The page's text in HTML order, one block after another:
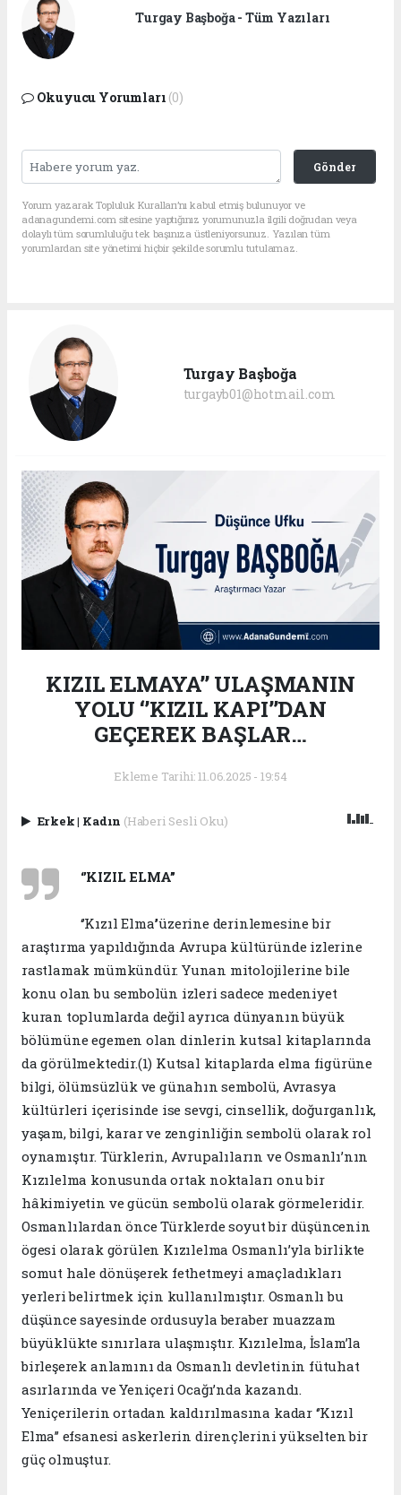
Turgay Başboğa - Tüm Yazıları
Okuyucu Yorumları (0)
Gönder
Yorum yazarak Topluluk Kuralları’nı kabul etmiş bulunuyor ve
adanagundemi.com sitesine yaptığınız yorumunuzla ilgili doğrudan veya
dolaylı tüm sorumluluğu tek başınıza üstleniyorsunuz. Yazılan tüm
yorumlardan site yönetimi hiçbir şekilde sorumlu tutulamaz.
Turgay Başboğa
turgayb01@hotmail.com
KIZIL ELMAYA’’ ULAŞMANIN
YOLU ‘’KIZIL KAPI’’DAN
GEÇEREK BAŞLAR…
Ekleme Tarihi: 11.06.2025 - 19:54
Erkek| Kadın (Haberi Sesli Oku)
‘’KIZIL ELMA’’
‘’Kızıl Elma’’üzerine derinlemesine bir
araştırma yapıldığında Avrupa kültüründe izlerine
rastlamak mümkündür. Yunan mitolojilerine bile
konu olan bu sembolün izleri sadece medeniyet
kuran toplumlarda değil ayrıca dünyanın büyük
bölümüne egemen olan dinlerin kutsal kitaplarında
da görülmektedir.(1) Kutsal kitaplarda elma figürüne
bilgi, ölümsüzlük ve günahın sembolü, Avrasya
kültürleri içerisinde ise sevgi, cinsellik, doğurganlık,
yaşam, bilgi, karar ve zenginliğin sembolü olarak rol
oynamıştır. Türklerin, Avrupalıların ve Osmanlı’nın
Kızılelma konusunda ortak noktaları onu bir
hâkimiyetin ve gücün sembolü olarak görmeleridir.
Osmanlılardan önce Türklerde soyut bir düşüncenin
ögesi olarak görülen Kızılelma Osmanlı’yla birlikte
somut hale dönüşerek fethetmeyi amaçladıkları
yerleri belirtmek için kullanılmıştır. Osmanlı bu
düşünce sayesinde ordusuyla beraber muazzam
büyüklükte sınırlara ulaşmıştır. Kızılelma, İslam’la
birleşerek anlamını da Osmanlı devletinin fütuhat
asırlarında ve Yeniçeri Ocağı’nda kazandı.
Yeniçerilerin ortadan kaldırılmasına kadar ‘’Kızıl
Elma’’ efsanesi askerlerin dirençlerini yükselten bir
güç olmuştur.